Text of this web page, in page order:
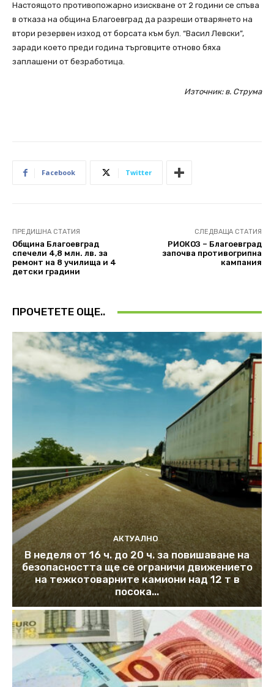
Настоящото противопожарно изискване от 2 години се спъва
в отказа на община Благоевград да разреши отварянето на
втори резервен изход от борсата към бул. “Васил Левски”,
заради което преди година търговците отново бяха
заплашени от безработица.
Източник: в. Струма
Facebook Twitter
ПРЕДИШНА СТАТИЯ
Община Благоевград
спечели 4,8 млн. лв. за
ремонт на 8 училища и 4
детски градини
СЛЕДВАЩА СТАТИЯ
РИОКОЗ – Благоевград
започва противогрипна
кампания
ПРОЧЕТЕТЕ ОЩЕ..
АКТУАЛНО
В неделя от 16 ч. до 20 ч. за повишаване на
безопасността ще се ограничи движението
на тежкотоварните камиони над 12 т в
посока...